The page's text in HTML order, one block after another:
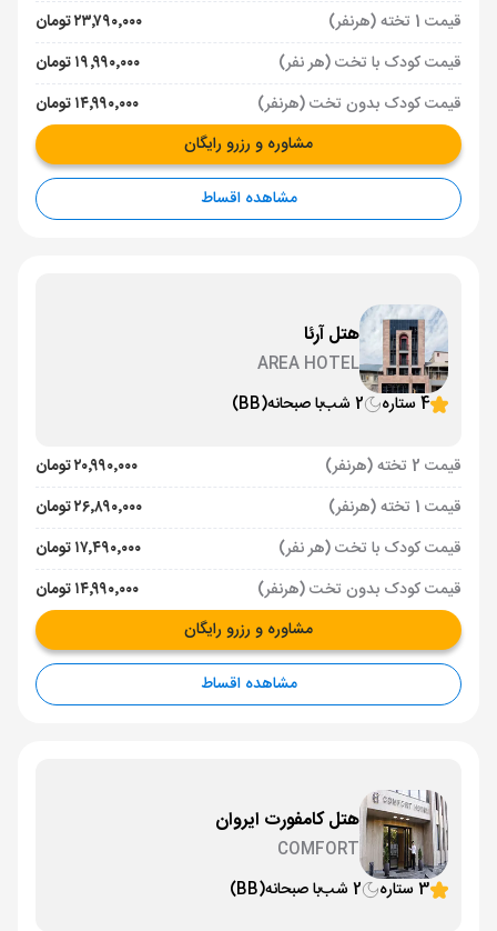
قیمت 1 تخته (هرنفر)
۲۳٬۷۹۰٬۰۰۰ تومان
قیمت کودک با تخت (هر نفر)
۱۹٬۹۹۰٬۰۰۰ تومان
قیمت کودک بدون تخت (هرنفر)
۱۴٬۹۹۰٬۰۰۰ تومان
مشاوره و رزرو رایگان
مشاهده اقساط
هتل آرئا
AREA HOTEL
4 ستاره
2 شب با صبحانه(BB)
قیمت 2 تخته (هرنفر)
۲۰٬۹۹۰٬۰۰۰ تومان
قیمت 1 تخته (هرنفر)
۲۶٬۸۹۰٬۰۰۰ تومان
قیمت کودک با تخت (هر نفر)
۱۷٬۴۹۰٬۰۰۰ تومان
قیمت کودک بدون تخت (هرنفر)
۱۴٬۹۹۰٬۰۰۰ تومان
مشاوره و رزرو رایگان
مشاهده اقساط
هتل کامفورت ایروان
COMFORT
3 ستاره
2 شب با صبحانه(BB)